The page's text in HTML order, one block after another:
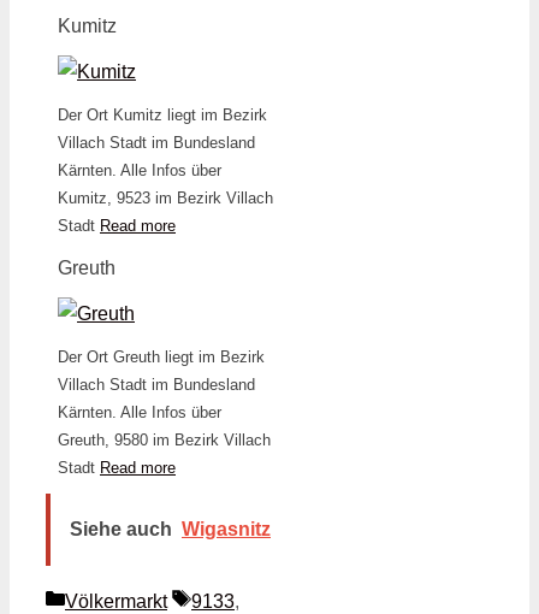
Kumitz
Der Ort Kumitz liegt im Bezirk
Villach Stadt im Bundesland
Kärnten. Alle Infos über
Kumitz, 9523 im Bezirk Villach
Stadt Read more
Greuth
Der Ort Greuth liegt im Bezirk
Villach Stadt im Bundesland
Kärnten. Alle Infos über
Greuth, 9580 im Bezirk Villach
Stadt Read more
Siehe auch Wigasnitz
Kategorien
Völkermarkt Schlagwörter
9133,